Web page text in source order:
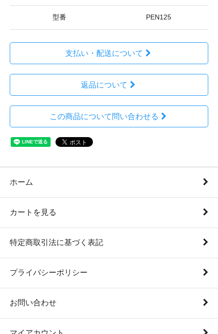
型番 PEN125
支払い・配送について
返品について
この商品について問い合わせる
ホーム
カートを見る
特定商取引法に基づく表記
プライバシーポリシー
お問い合わせ